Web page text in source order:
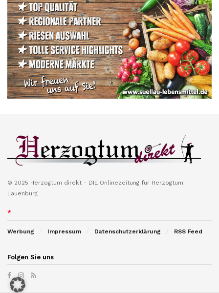
© 2025 Herzogtum direkt - DIE Onlinezeitung für Herzogtum
Lauenburg
*
Werbung Impressum Datenschutzerklärung RSS Feed
Folgen Sie uns